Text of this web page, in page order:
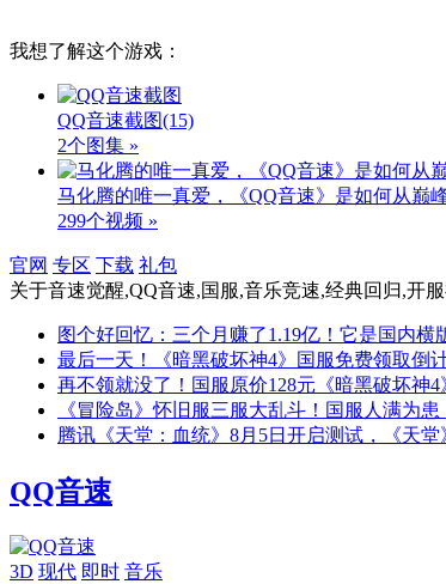
我想了解这个游戏：
QQ音速截图(15)
2个图集 »
马化腾的唯一真爱，《QQ音速》是如何从巅
299个视频 »
官网 专区 下载 礼包
关于音速觉醒,QQ音速,国服,音乐竞速,经典回归,开
图个好回忆：三个月赚了1.19亿！它是国内横
最后一天！《暗黑破坏神4》国服免费领取倒
再不领就没了！国服原价128元《暗黑破坏神
《冒险岛》怀旧服三服大乱斗！国服人满为
腾讯《天堂：血统》8月5日开启测试，《天堂
QQ音速
3D 现代 即时 音乐